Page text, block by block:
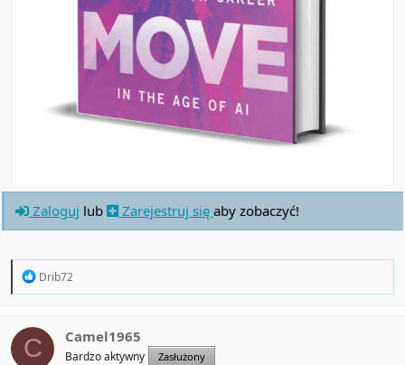
Zaloguj lub Zarejestruj się aby zobaczyć!
R
t
i
Drib72
C Camel1965
Bardzo aktywny Zasłużony